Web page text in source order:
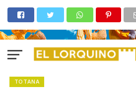
TOTANA